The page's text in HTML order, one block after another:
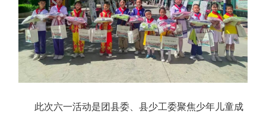
此次六一活动是团县委、县少工委聚焦少年儿童成